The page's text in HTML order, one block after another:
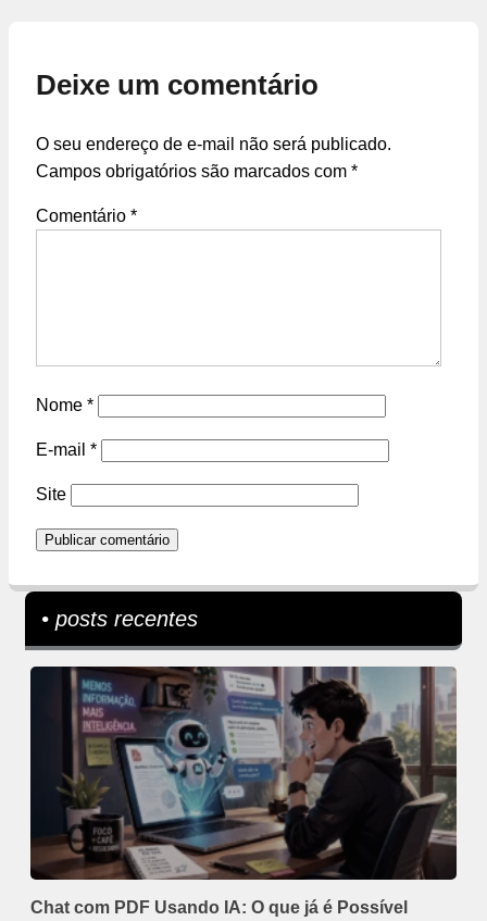
Deixe um comentário
O seu endereço de e-mail não será publicado.
Campos obrigatórios são marcados com *
Comentário *
Nome *
E-mail *
Site
• posts recentes
Chat com PDF Usando IA: O que já é Possível